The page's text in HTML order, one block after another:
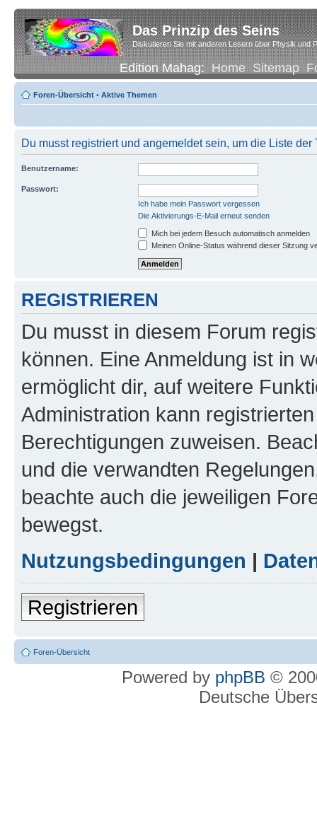
Das Prinzip des Seins
Diskutieren Sie mit anderen Lesern über Physik und
Edition Mahag:Home Sitemap
Foren-Übersicht • Aktive Themen
Du musst registriert und angemeldet sein, um die Liste
Benutzername:
Passwort:
Ich habe mein Passwort vergessen
Die Aktivierungs-E-Mail erneut senden
Mich bei jedem Besuch automatisch anmelden
Meinen Online-Status während dieser Sitzung
REGISTRIEREN
Du musst in diesem Forum
können. Eine Anmeldung ist in
ermöglicht dir, auf weitere
Administration kann
Berechtigungen zuweisen.
und die verwandten
beachte auch die jeweiligen
bewegst.
Nutzungsbedingungen |
Registrieren
Foren-Übersicht
Powered by phpBB ©
Deutsche